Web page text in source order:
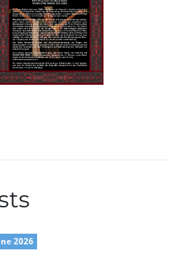
2026